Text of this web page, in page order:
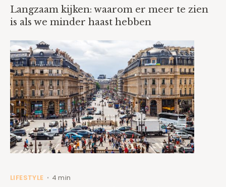
Langzaam kijken: waarom er meer te zien
is als we minder haast hebben
LIFESTYLE • 4 min